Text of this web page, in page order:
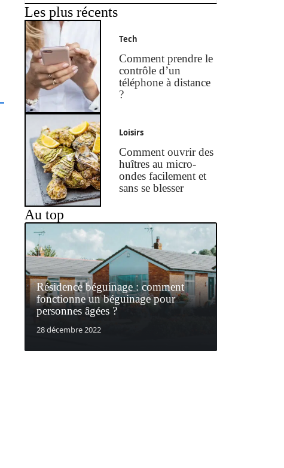
Les plus récents
Tech
Comment prendre le
contrôle d’un
téléphone à distance
?
Loisirs
Comment ouvrir des
huîtres au micro-
ondes facilement et
sans se blesser
Au top
Résidence béguinage : comment
fonctionne un béguinage pour
personnes âgées ?
28 décembre 2022